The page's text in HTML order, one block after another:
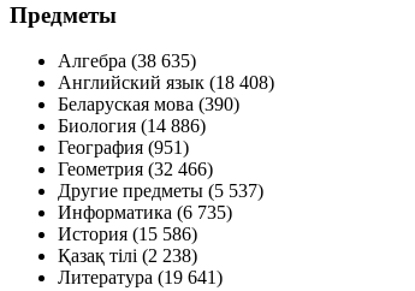
Предметы
Алгебра (38 635)
Английский язык (18 408)
Беларуская мова (390)
Биология (14 886)
География (951)
Геометрия (32 466)
Другие предметы (5 537)
Информатика (6 735)
История (15 586)
Қазақ тiлi (2 238)
Литература (19 641)